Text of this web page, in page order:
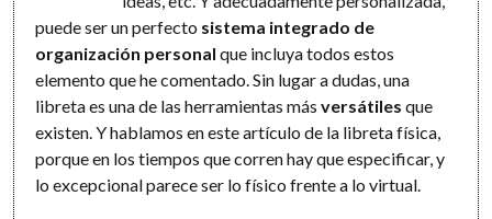
puede ser un perfecto sistema integrado de
organización personal que incluya todos estos
elemento que he comentado. Sin lugar a dudas, una
libreta es una de las herramientas másversátiles que
existen. Y hablamos en este artículo de la libreta física,
porque en los tiempos que corren hay que especificar, y
lo excepcional parece ser lo físico frente a lo virtual.